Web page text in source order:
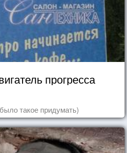
прогресса
такое придумать)